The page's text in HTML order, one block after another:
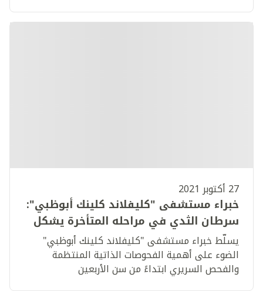
27 أكتوبر 2021
خبراء مستشفى "كليفلاند كلينك أبوظبي":
سرطان الثدي في مراحله المتأخرة يشكل
مصدر قلق متزايد في دولة الإمارات
العربية المتحدة
يسلّط خبراء مستشفى "كليفلاند كلينك أبوظبي"
الضوء على أهمية الفحوصات الذاتية المنتظمة
والفحص السريري ابتداءً من سن الأربعين